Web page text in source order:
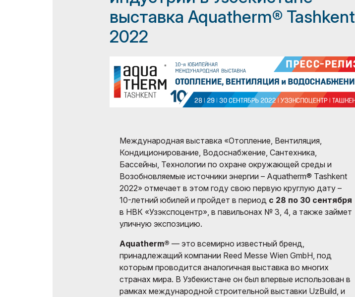
Doing Business in
Официальный каталог
выставках
авиаперевозчик
выставка Aquatherm® Tashkent
2022
Международная выставка «Отопление, Вентиляция,
Кондиционирование, Водоснабжение, Сантехника,
Бассейны, Технологии по охране окружающей среды и
Возобновляемые источники энергии – Aquatherm® Tashkent
2022» отмечает в этом году свою первую круглую дату –
10-летний юбилей и пройдет в период с 28 по 30 сентября
в НВК «Узэкспоцентр», в павильонах № 3, 4, а также займет
уличную экспозицию.
Aquatherm® — это всемирно известный бренд,
принадлежащий компании Reed Messe Wien GmbH, под
которым проводится аналогичная выставка во многих
странах мира. В Узбекистане он был впервые использован в
рамках международной строительной выставки UzBuild, и